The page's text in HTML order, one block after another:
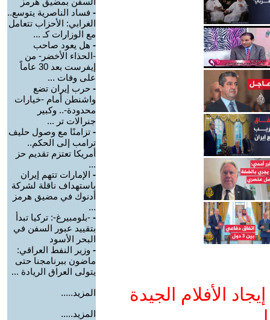
الأفلام الجيدة
- فساد الناصرية يتوسع..
الغرابي: الأحزاب تتعامل
مع الوزارات كـ ...
- هل يعود صاحب
-الحذاء الأخضر- من
إيفرست بعد 30 عاماً
على وفات ...
- حرب إيران تضع
واشنطن أمام -خيارات
محدودة-.. وكبير
جنرالات تر ...
- تزامنًا مع وصول حليف
ترامب إلى الحكم..
أمريكا تعتزم تقديم حز
...
- الإمارات تتهم إيران
باستهداف ناقلة لشركة
أدنوك في مضيق هرمز
...
- -بلومبيرغ-: تركيا تبدأ
بتقييد عبور السفن في
البحر الأسود
- وزير النفط العراقي:
ماضون ببرنامجنا حتى
يتولى العراق الريادة ...
المزيد.....
المزيد.....